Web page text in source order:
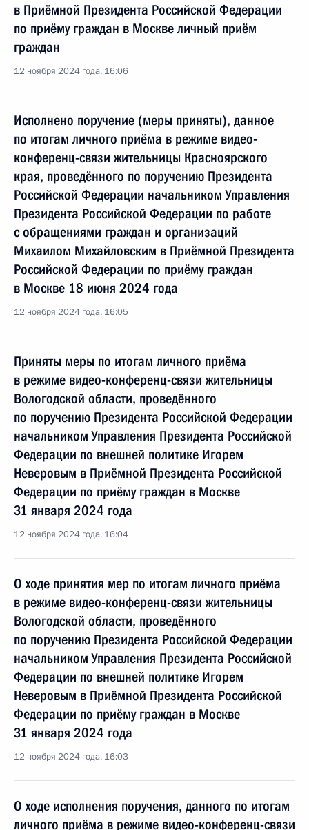
в Приёмной Президента Российской Федерации
по приёму граждан в Москве личный приём
граждан
12 ноября 2024 года, 16:06
Исполнено поручение (меры приняты), данное
по итогам личного приёма в режиме видео-
конференц-связи жительницы Красноярского
края, проведённого по поручению Президента
Российской Федерации начальником Управления
Президента Российской Федерации по работе
с обращениями граждан и организаций
Михаилом Михайловским в Приёмной Президента
Российской Федерации по приёму граждан
в Москве 18 июня 2024 года
12 ноября 2024 года, 16:05
Приняты меры по итогам личного приёма
в режиме видео-конференц-связи жительницы
Вологодской области, проведённого
по поручению Президента Российской Федерации
начальником Управления Президента Российской
Федерации по внешней политике Игорем
Неверовым в Приёмной Президента Российской
Федерации по приёму граждан в Москве
31 января 2024 года
12 ноября 2024 года, 16:04
О ходе принятия мер по итогам личного приёма
в режиме видео-конференц-связи жительницы
Вологодской области, проведённого
по поручению Президента Российской Федерации
начальником Управления Президента Российской
Федерации по внешней политике Игорем
Неверовым в Приёмной Президента Российской
Федерации по приёму граждан в Москве
31 января 2024 года
12 ноября 2024 года, 16:03
О ходе исполнения поручения, данного по итогам
личного приёма в режиме видео-конференц-связи